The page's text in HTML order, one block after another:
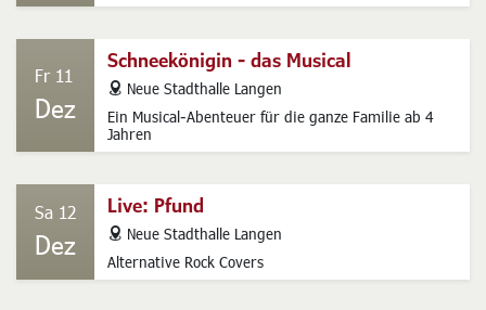
Schneekönigin - das Musical
Ein Musical-Abenteuer für die ganze Familie ab 4
Jahren
Fr 11
Dez
address
Neue Stadthalle Langen
Live: Pfund
Alternative Rock Covers
Sa 12
Dez
address
Neue Stadthalle Langen